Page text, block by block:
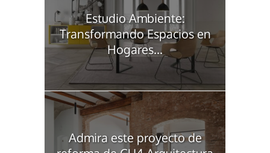
Estudio Ambiente:
Transformando Espacios en
Hogares...
Admira este proyecto de